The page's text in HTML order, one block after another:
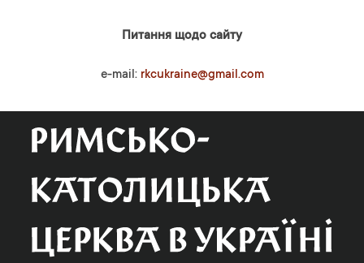
Питання щодо сайту
e-mail: rkcukraine@gmail.com